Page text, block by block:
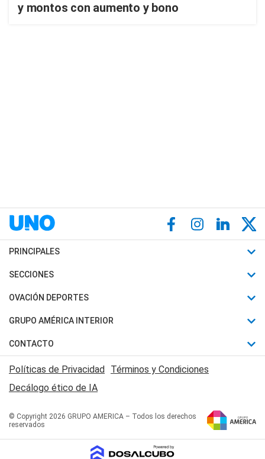
y montos con aumento y bono
PRINCIPALES
Últimas Noticias
Política
Judiciales
Economia
SECCIONES
Horóscopo
Motores
Trucos caseros
Series y Películas
Edictos y Solicitadas
OVACIÓN DEPORTES
Fútbol
Mundial
Automovilismo
Rugby
Básquet
GRUPO AMÉRICA INTERIOR
Canal 7 en Vivo
San Juan 8
CONTACTO
Acerca de Nosotros
Contactanos
Políticas de Privacidad Términos y Condiciones
Decálogo ético de IA
© Copyright 2026 GRUPO AMERICA – Todos los derechos
reservados